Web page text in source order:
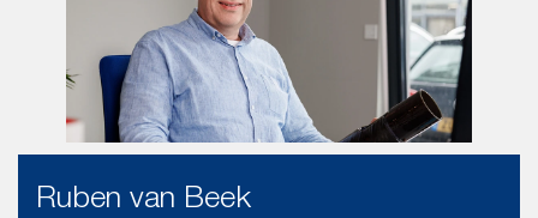
Ruben van Beek